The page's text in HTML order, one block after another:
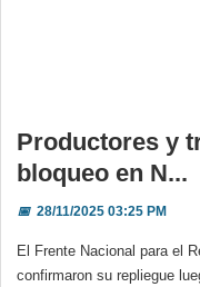
Productores y
bloqueo en N...
📅28/11/2025 03:25 PM
El Frente Nacional para el
confirmaron su repliegue